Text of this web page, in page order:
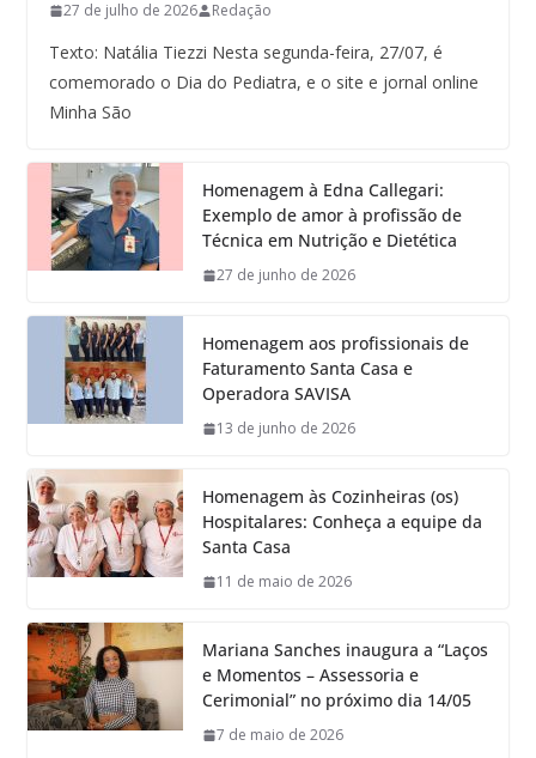
27 de julho de 2026 Redação
Texto: Natália Tiezzi Nesta segunda-feira, 27/07, é
comemorado o Dia do Pediatra, e o site e jornal online
Minha São
Homenagem à Edna Callegari:
Exemplo de amor à profissão de
Técnica em Nutrição e Dietética
27 de junho de 2026
Homenagem aos profissionais de
Faturamento Santa Casa e
Operadora SAVISA
13 de junho de 2026
Homenagem às Cozinheiras (os)
Hospitalares: Conheça a equipe da
Santa Casa
11 de maio de 2026
Mariana Sanches inaugura a “Laços
e Momentos – Assessoria e
Cerimonial” no próximo dia 14/05
7 de maio de 2026